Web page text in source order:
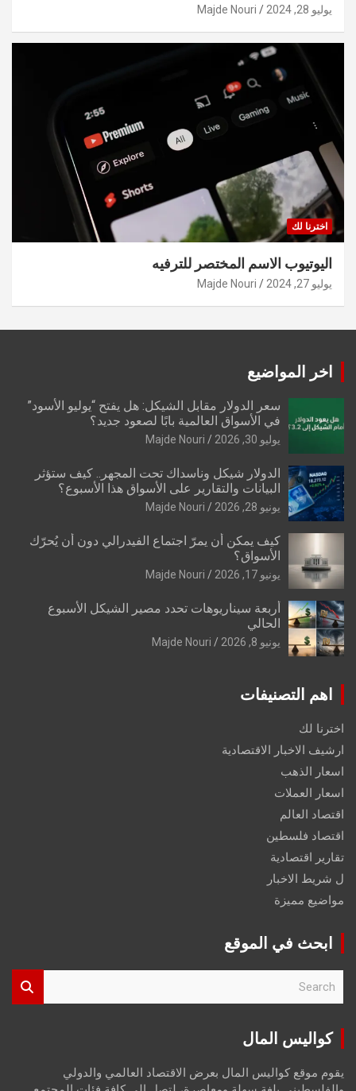
يوليو 28, 2024 Majde Nouri
اخترنا لك
اليوتيوب الاسم المختصر للترفيه
يوليو 27, 2024 Majde Nouri
اخر المواضيع
سعر الدولار مقابل الشيكل: هل يفتح “يوليو الأسود”
في الأسواق العالمية بابًا لصعود جديد؟
يوليو 30, 2026 Majde Nouri
الدولار شيكل وناسداك تحت المجهر.. كيف ستؤثر
البيانات والتقارير على الأسواق هذا الأسبوع؟
يونيو 28, 2026 Majde Nouri
كيف يمكن أن يمرّ اجتماع الفيدرالي دون أن يُحرّك
الأسواق؟
يونيو 17, 2026 Majde Nouri
أربعة سيناريوهات تحدد مصير الشيكل الأسبوع
الحالي
يونيو 8, 2026 Majde Nouri
اهم التصنيفات
اخترنا لك
ارشيف الاخبار الاقتصادية
اسعار الذهب
اسعار العملات
اقتصاد العالم
اقتصاد فلسطين
تقارير اقتصادية
ل شريط الاخبار
مواضيع مميزة
ابحث في الموقع
r
كواليس المال
يقوم موقع كواليس المال بعرض الاقتصاد العالمي والدولي